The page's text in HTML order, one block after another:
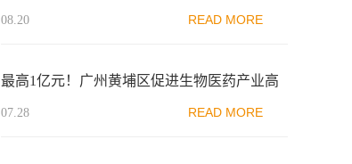
08.20 READ MORE
最高1亿元！广州黄埔区促进生物医药产业高
质量发展若干措施
07.28 READ MORE